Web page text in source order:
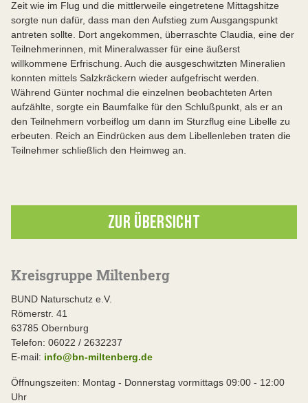
Zeit wie im Flug und die mittlerweile eingetretene Mittagshitze
sorgte nun dafür, dass man den Aufstieg zum Ausgangspunkt
antreten sollte. Dort angekommen, überraschte Claudia, eine der
Teilnehmerinnen, mit Mineralwasser für eine äußerst
willkommene Erfrischung. Auch die ausgeschwitzten Mineralien
konnten mittels Salzkräckern wieder aufgefrischt werden.
Während Günter nochmal die einzelnen beobachteten Arten
aufzählte, sorgte ein Baumfalke für den Schlußpunkt, als er an
den Teilnehmern vorbeiflog um dann im Sturzflug eine Libelle zu
erbeuten. Reich an Eindrücken aus dem Libellenleben traten die
Teilnehmer schließlich den Heimweg an.
ZUR ÜBERSICHT
Kreisgruppe Miltenberg
BUND Naturschutz e.V.
Römerstr. 41
63785 Obernburg
Telefon: 06022 / 2632237
E-mail: info@bn-miltenberg.de
Öffnungszeiten: Montag - Donnerstag vormittags 09:00 - 12:00
Uhr